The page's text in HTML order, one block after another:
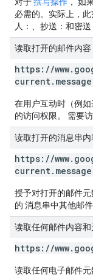
必需的。实际上，
人：、抄送：和密
读取打开的邮件内容
https: //www.
current. message
在用户互动时（例
的访问权限。 需要访
读取打开的消息串内
https: //www.
current. message
授予对打开的邮件
的 消息串中其他邮
读取任何邮件内容
https: //www.
读取任何电子邮件